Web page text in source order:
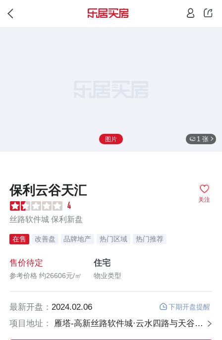
图片 1 张
关注
保利云谷天汇
4
丝路软件城 保利新盘
在售 改善盘 品牌地产 热门区域 热门推荐
售价待定
参考价格 约26606元/㎡
住宅
物业类型
最新开盘： 2024.02.06 下期开盘提醒
项目地址： 雁塔-高新丝路软件城·云水四路与天谷二路十字西北角